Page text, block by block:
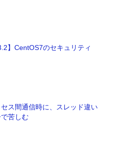
】CentOS7のセキュリティ
セス間通信時に、スレッド違い
苦しむ